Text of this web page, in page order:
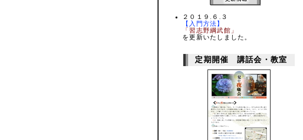
２０１９.６.３
【入門方法】
「習志野綱武館」
を更新いたしました。
定期開催 講話会・教室